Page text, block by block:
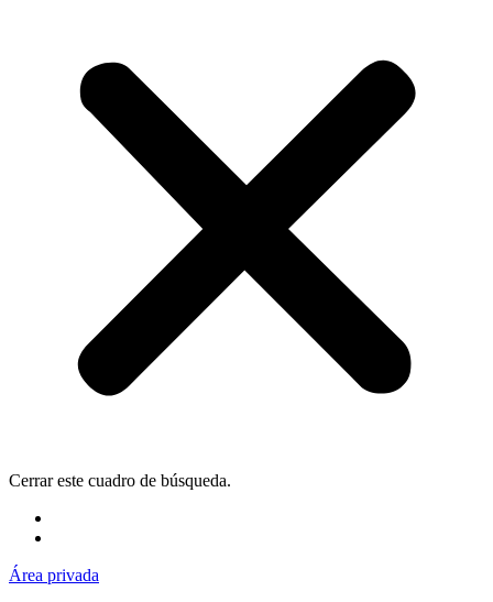
Cerrar este cuadro de búsqueda.
Área privada